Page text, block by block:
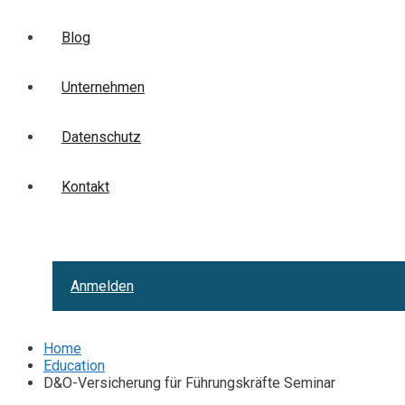
Blog
Unternehmen
Datenschutz
Kontakt
Anmelden
Home
Education
D&O-Versicherung für Führungskräfte Seminar